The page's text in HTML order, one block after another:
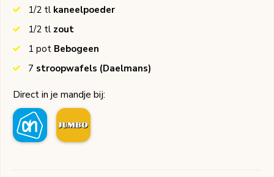
1/2 tl kaneelpoeder
1/2 tl zout
1 pot Bebogeen
7 stroopwafels (Daelmans)
Direct in je mandje bij: